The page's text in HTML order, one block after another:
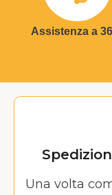
Assistenza a
Una volta